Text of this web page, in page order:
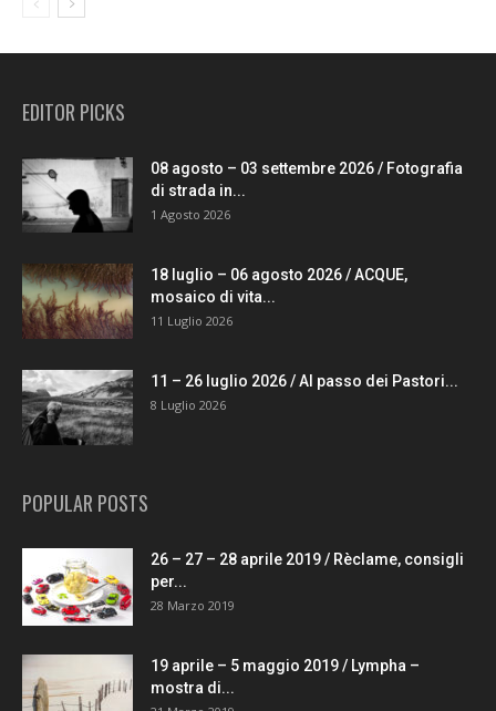
EDITOR PICKS
08 agosto – 03 settembre 2026 / Fotografia
di strada in...
1 Agosto 2026
18 luglio – 06 agosto 2026 / ACQUE,
mosaico di vita...
11 Luglio 2026
11 – 26 luglio 2026 / Al passo dei Pastori...
8 Luglio 2026
POPULAR POSTS
26 – 27 – 28 aprile 2019 / Rèclame, consigli
per...
28 Marzo 2019
19 aprile – 5 maggio 2019 / Lympha –
mostra di...